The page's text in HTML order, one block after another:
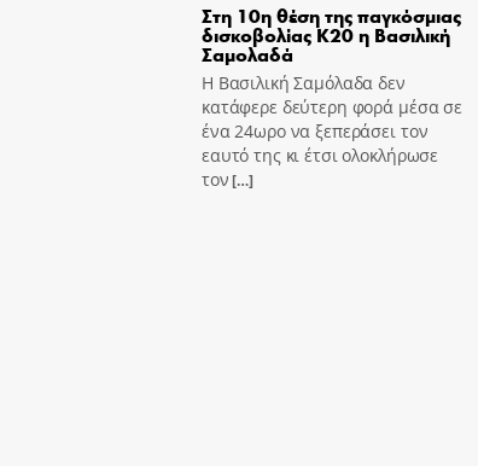
Στη 10η θέση της παγκόσμιας
δισκοβολίας Κ20 η Βασιλική
Σαμολαδά
Η Βασιλική Σαμόλαδα δεν
κατάφερε δεύτερη φορά μέσα σε
ένα 24ωρο να ξεπεράσει τον
εαυτό της κι έτσι ολοκλήρωσε
τον[…]